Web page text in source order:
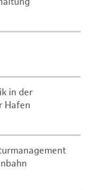
in der
Hafen